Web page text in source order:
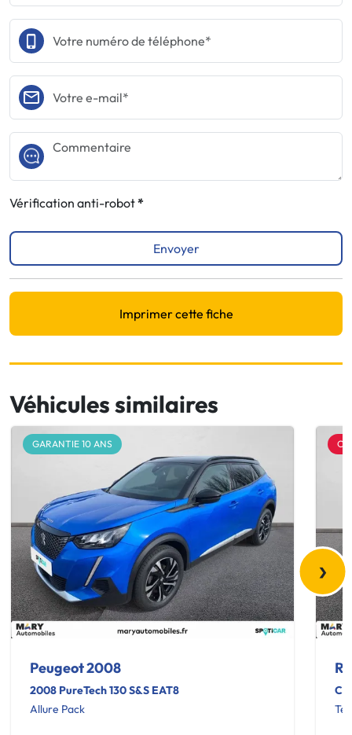
Vérification anti-robot
Envoyer
Imprimer cette fiche
Véhicules similaires
GARANTIE 10 ANS
Peugeot 2008
2008 PureTech 130 S&S EAT8
Allure Pack
›